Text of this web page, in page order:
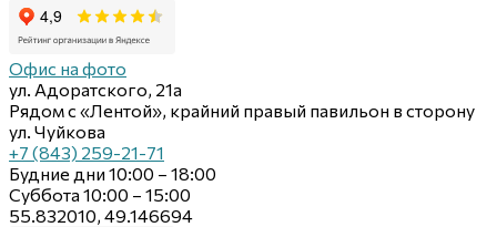
Офис на фото
ул. Адоратского, 21а
Рядом с «Лентой», крайний правый павильон в сторону
ул. Чуйкова
+7 (843) 259-21-71
Будние дни 10:00 – 18:00
Суббота 10:00 – 15:00
55.832010, 49.146694